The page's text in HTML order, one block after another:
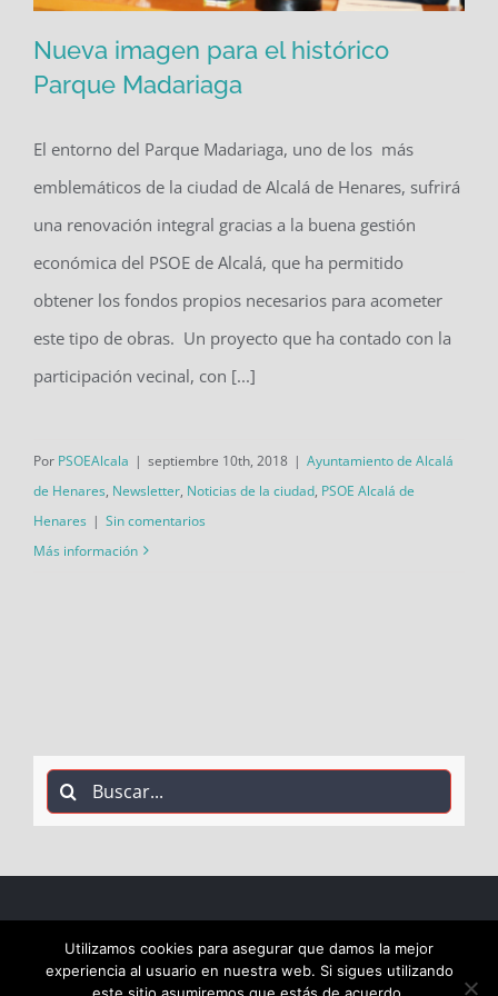
Nueva imagen para el histórico
Parque Madariaga
Nueva imagen para el histórico
Parque Madariaga
El entorno del Parque Madariaga, uno de los más
emblemáticos de la ciudad de Alcalá de Henares, sufrirá
una renovación integral gracias a la buena gestión
económica del PSOE de Alcalá, que ha permitido
obtener los fondos propios necesarios para acometer
este tipo de obras. Un proyecto que ha contado con la
participación vecinal, con [...]
Por PSOEAlcala | septiembre 10th, 2018 | Ayuntamiento de Alcalá
de Henares, Newsletter, Noticias de la ciudad, PSOE Alcalá de
Henares | Sin comentarios
Más información
Buscar:
COPYRIGHT 2018 Socialistas de Alcalá PSOE ALCALÁ |
ALL RIGHTS RESERVED |
Utilizamos cookies para asegurar que damos la mejor
experiencia al usuario en nuestra web. Si sigues utilizando